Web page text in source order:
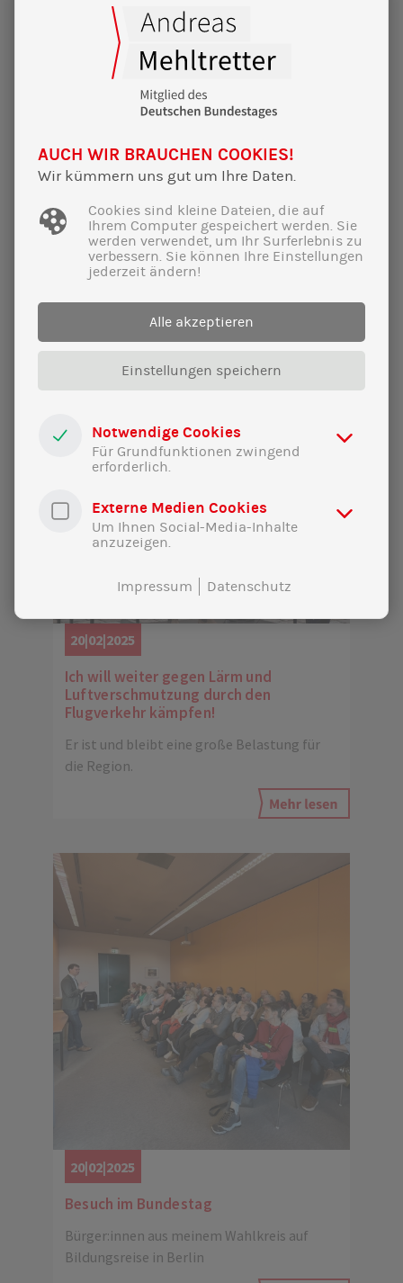
Wahnsinns-Wahlkampf-Finale im
Furtner:
Volles Haus für Fortschritt und unsere
Demokratie!
20|02|2025
Ich will weiter gegen Lärm und
Luftverschmutzung durch den
Flugverkehr kämpfen!
Er ist und bleibt eine große Belastung für
die Region.
20|02|2025
Besuch im Bundestag
Bürger:innen aus meinem Wahlkreis auf
Bildungsreise in Berlin
AUCH WIR BRAUCHEN COOKIES!
Wir kümmern uns gut um Ihre Daten.
Cookies sind kleine Dateien, die auf
Ihrem Computer gespeichert werden. Sie
werden verwendet, um Ihr Surferlebnis zu
verbessern. Sie können Ihre Einstellungen
jederzeit ändern!
Alle akzeptieren
Einstellungen speichern
Notwendige Cookies
Für Grundfunktionen zwingend
erforderlich.
Externe Medien Cookies
Um Ihnen Social-Media-Inhalte
anzuzeigen.
Impressum Datenschutz